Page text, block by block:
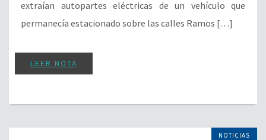
extraían autopartes eléctricas de un vehículo que
permanecía estacionado sobre las calles Ramos […]
LEER NOTA
NOTICIAS